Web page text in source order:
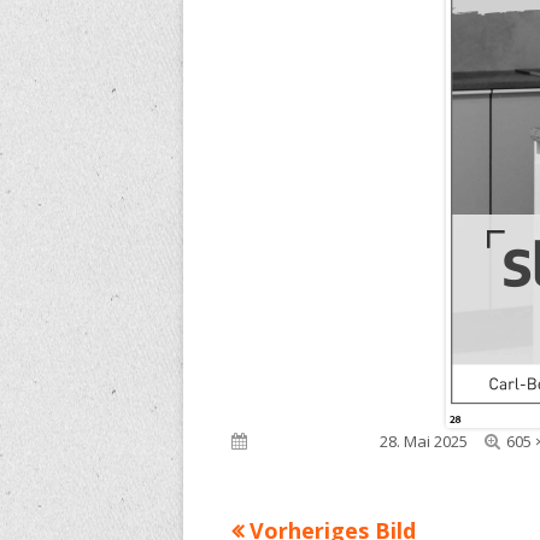
Veröffentlicht am28. Mai 2025
Volle
605
Vorheriges Bild